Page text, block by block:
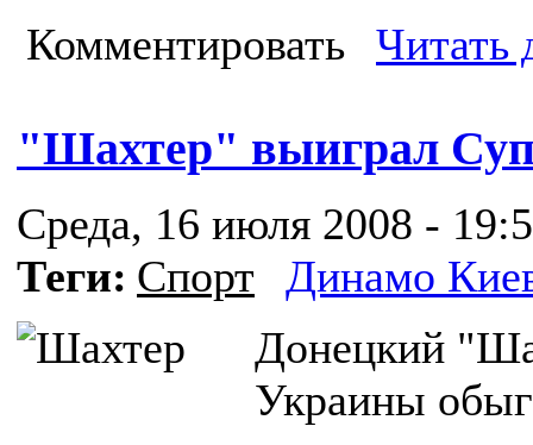
Комментировать
Читать
"Шахтер" выиграл
Среда, 16 июля 2008 -
Теги: Спорт
Динамо
Донецкий
Украины